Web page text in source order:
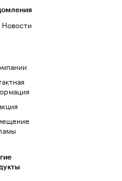
Новости